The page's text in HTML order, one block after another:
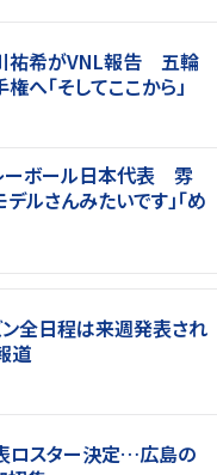
祐希がVNL報告 五輪
へ「そしてここから」
ーボール日本代表 雰
ルさんみたいです」「め
全日程は来週発表され
道
ロスター決定…広島の